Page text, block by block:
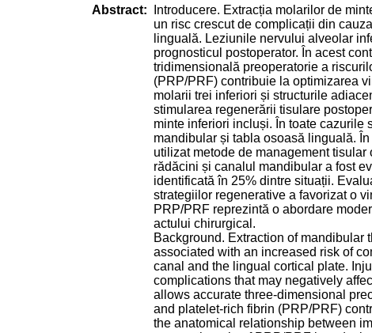
Abstract:
Introducere. Extracția molarilor de
un risc crescut de complicații din
linguală. Leziunile nervului alveolar
prognosticul postoperator. În acest
tridimensională preoperatorie a
(PRP/PRF) contribuie la optimizarea
molarii trei inferiori și structurile
stimularea regenerării tisulare
minte inferiori incluși. În toate cazurile
mandibular și tabla osoasă linguală.
utilizat metode de management
rădăcini și canalul mandibular a fost
identificată în 25% dintre situații.
strategiilor regenerative a favorizat o
PRP/PRF reprezintă o abordare
actului chirurgical.
Background. Extraction of mandibular
associated with an increased risk of
canal and the lingual cortical plate.
complications that may negatively
allows accurate three-dimensional
and platelet-rich fibrin (PRP/PRF)
the anatomical relationship between